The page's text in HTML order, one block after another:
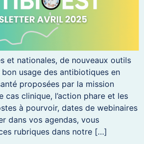
et nationales, de nouveaux outils
usage des antibiotiques en
proposées par la mission
cas clinique, l’action phare et les
à pourvoir, dates de webinaires
dans vos agendas, vous
rubriques dans notre […]